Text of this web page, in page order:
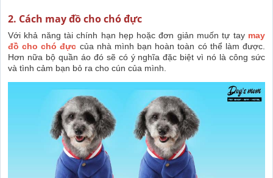
2. Cách may đồ cho chó đực
Với khả năng tài chính hạn hẹp hoặc đơn giản muốn tự tay may
đồ cho chó đực của nhà mình bạn hoàn toàn có thể làm được.
Hơn nữa bộ quần áo đó sẽ có ý nghĩa đặc biệt vì nó là công sức
và tình cảm bạn bỏ ra cho cún của mình.